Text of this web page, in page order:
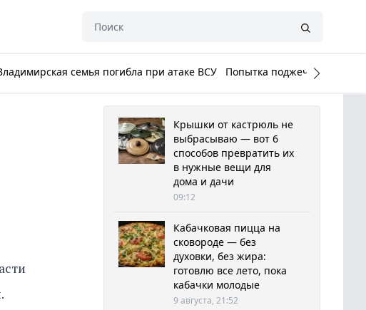
семья погибла при атаке ВСУ Попытка поджечь Белый
Крышки от кастрюль не
выбрасываю — вот 6
способов превратить их
в нужные вещи для
дома и дачи
09:12
Кабачковая пицца на
сковороде — без
духовки, без жира:
готовлю все лето, пока
кабачки молодые
9 августа, 21:52